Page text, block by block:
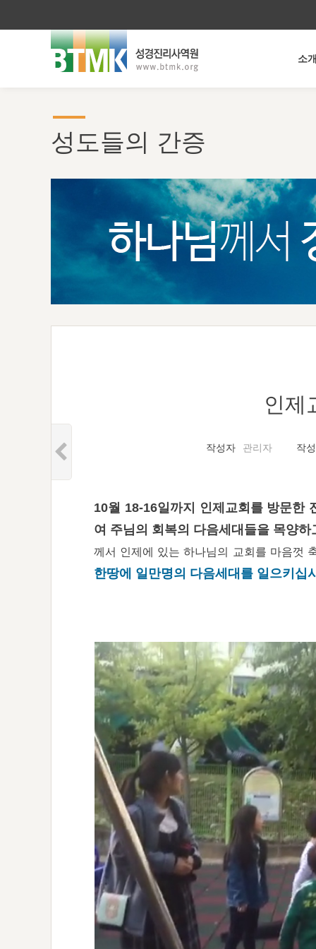
소
성도들의 간증
인제
작성자 관리자 작
10월 18-16일까지 인제교회를 방문한
여 주님의 회복의 다음세대들을 목양
께서 인제에 있는 하나님의 교회를 마음껏
한땅에 일만명의 다음세대를 일으키십